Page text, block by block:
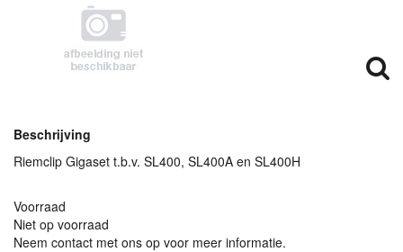
Beschrijving
Riemclip Gigaset t.b.v. SL400, SL400A en SL400H
Voorraad
Niet op voorraad
Neem contact met ons op voor meer informatie.